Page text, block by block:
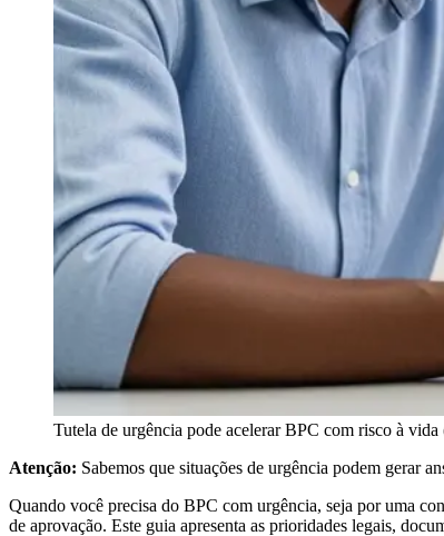
Tutela de urgência pode acelerar BPC com risco à
Atenção: Sabemos que situações de urgência podem gerar
Quando você precisa do BPC com urgência, seja por uma
de aprovação. Este guia apresenta as prioridades legais,